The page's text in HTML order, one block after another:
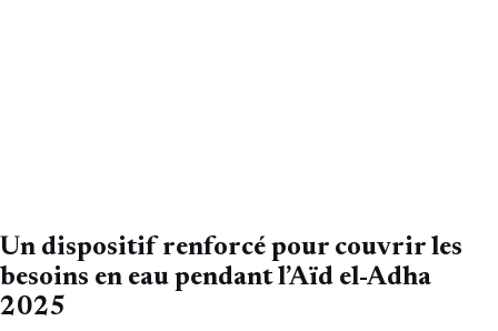
Un dispositif renforcé pour couvrir les
besoins en eau pendant l’Aïd el-Adha
2025